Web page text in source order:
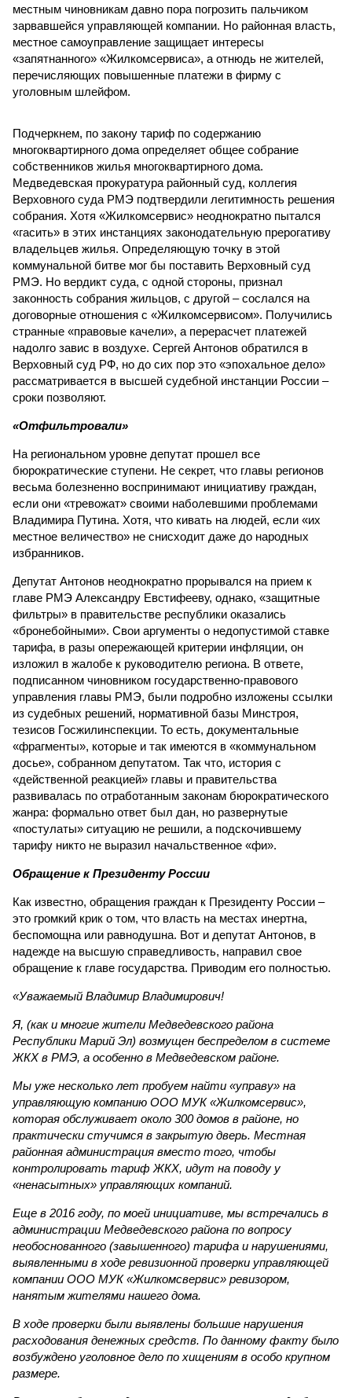
местным чиновникам давно пора погрозить пальчиком
зарвавшейся управляющей компании. Но районная власть,
местное самоуправление защищает интересы
«запятнанного» «Жилкомсервиса», а отнюдь не жителей,
перечисляющих повышенные платежи в фирму с
уголовным шлейфом.
Подчеркнем, по закону тариф по содержанию
многоквартирного дома определяет общее собрание
собственников жилья многоквартирного дома.
Медведевская прокуратура районный суд, коллегия
Верховного суда РМЭ подтвердили легитимность решения
собрания. Хотя «Жилкомсервис» неоднократно пытался
«гасить» в этих инстанциях законодательную прерогативу
владельцев жилья. Определяющую точку в этой
коммунальной битве мог бы поставить Верховный суд
РМЭ. Но вердикт суда, с одной стороны, признал
законность собрания жильцов, с другой – сослался на
договорные отношения с «Жилкомсервисом». Получились
странные «правовые качели», а перерасчет платежей
надолго завис в воздухе. Сергей Антонов обратился в
Верховный суд РФ, но до сих пор это «эпохальное дело»
рассматривается в высшей судебной инстанции России –
сроки позволяют.
«Отфильтровали»
На региональном уровне депутат прошел все
бюрократические ступени. Не секрет, что главы регионов
весьма болезненно воспринимают инициативу граждан,
если они «тревожат» своими наболевшими проблемами
Владимира Путина. Хотя, что кивать на людей, если «их
местное величество» не снисходит даже до народных
избранников.
Депутат Антонов неоднократно прорывался на прием к
главе РМЭ Александру Евстифееву, однако, «защитные
фильтры» в правительстве республики оказались
«бронебойными». Свои аргументы о недопустимой ставке
тарифа, в разы опережающей критерии инфляции, он
изложил в жалобе к руководителю региона. В ответе,
подписанном чиновником государственно-правового
управления главы РМЭ, были подробно изложены ссылки
из судебных решений, нормативной базы Минстроя,
тезисов Госжилинспекции. То есть, документальные
«фрагменты», которые и так имеются в «коммунальном
досье», собранном депутатом. Так что, история с
«действенной реакцией» главы и правительства
развивалась по отработанным законам бюрократического
жанра: формально ответ был дан, но развернутые
«постулаты» ситуацию не решили, а подскочившему
тарифу никто не выразил начальственное «фи».
Обращение к Президенту России
Как известно, обращения граждан к Президенту России –
это громкий крик о том, что власть на местах инертна,
беспомощна или равнодушна. Вот и депутат Антонов, в
надежде на высшую справедливость, направил свое
обращение к главе государства. Приводим его полностью.
«Уважаемый Владимир Владимирович!
Я, (как и многие жители Медведевского района
Республики Марий Эл) возмущен беспределом в системе
ЖКХ в РМЭ, а особенно в Медведевском районе.
Мы уже несколько лет пробуем найти «управу» на
управляющую компанию ООО МУК «Жилкомсервис»,
которая обслуживает около 300 домов в районе, но
практически стучимся в закрытую дверь. Местная
районная администрация вместо того, чтобы
контролировать тариф ЖКХ, идут на поводу у
«ненасытных» управляющих компаний.
Еще в 2016 году, по моей инициативе, мы встречались в
администрации Медведевского района по вопросу
необоснованного (завышенного) тарифа и нарушениями,
выявленными в ходе ревизионной проверки управляющей
компании ООО МУК «Жилкомсвервис» ревизором,
нанятым жителями нашего дома.
В ходе проверки были выявлены большие нарушения
расходования денежных средств. По данному факту было
возбуждено уголовное дело по хищениям в особо крупном
размере.